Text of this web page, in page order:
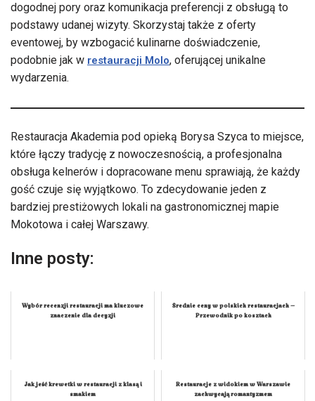
dogodnej pory oraz komunikacja preferencji z obsługą to
podstawy udanej wizyty. Skorzystaj także z oferty
eventowej, by wzbogacić kulinarne doświadczenie,
podobnie jak w restauracji Molo, oferującej unikalne
wydarzenia.
Restauracja Akademia pod opieką Borysa Szyca to miejsce,
które łączy tradycję z nowoczesnością, a profesjonalna
obsługa kelnerów i dopracowane menu sprawiają, że każdy
gość czuje się wyjątkowo. To zdecydowanie jeden z
bardziej prestiżowych lokali na gastronomicznej mapie
Mokotowa i całej Warszawy.
Inne posty:
Wybór recenzji restauracji ma kluczowe
znaczenie dla decyzji
Średnie ceny w polskich restauracjach –
Przewodnik po kosztach
Jak jeść krewetki w restauracji z klasą i
smakiem
Restauracje z widokiem w Warszawie
zachwycają romantyzmem